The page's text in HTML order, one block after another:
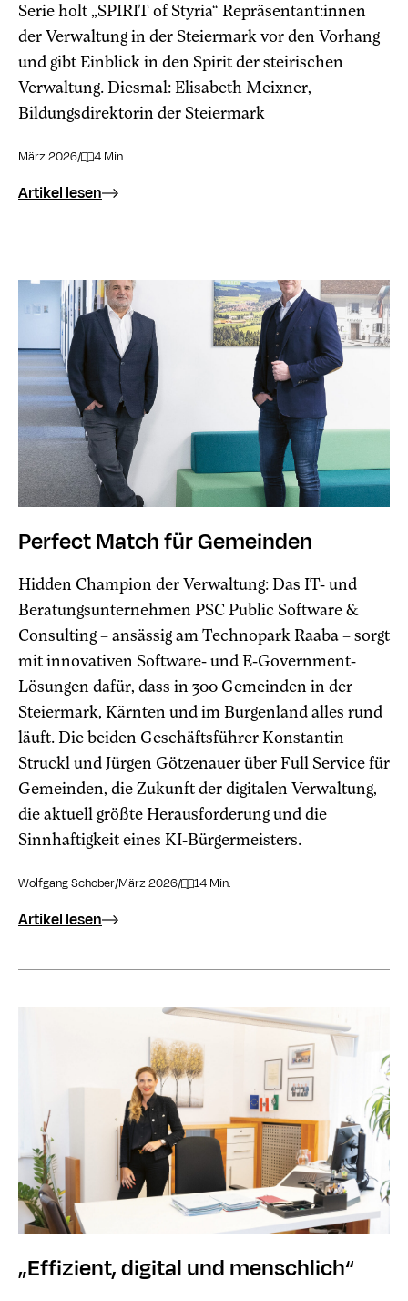
Serie holt „SPIRIT of Styria“ Repräsentant:innen
der Verwaltung in der Steiermark vor den Vorhang
und gibt Einblick in den Spirit der steirischen
Verwaltung. Diesmal: Elisabeth Meixner,
Bildungsdirektorin der Steiermark
März 2026/ 4 Min.
Artikel lesen
Perfect Match für Gemeinden
Hidden Champion der Verwaltung: Das IT- und
Beratungsunternehmen PSC Public Software &
Consulting – ansässig am Technopark Raaba – sorgt
mit innovativen Software- und E-Government-
Lösungen dafür, dass in 300 Gemeinden in der
Steiermark, Kärnten und im Burgenland alles rund
läuft. Die beiden Geschäftsführer Konstantin
Struckl und Jürgen Götzenauer über Full Service für
Gemeinden, die Zukunft der digitalen Verwaltung,
die aktuell größte Herausforderung und die
Sinnhaftigkeit eines KI-Bürgermeisters.
Wolfgang Schober/März 2026/ 14 Min.
Artikel lesen
„Effizient, digital und menschlich“